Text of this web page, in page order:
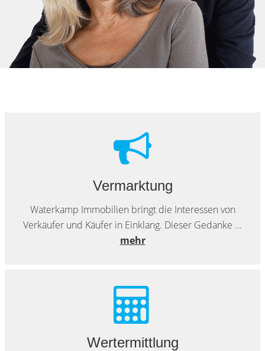
Vermarktung
Waterkamp Immobilien bringt die Interessen von
Verkäufer und Käufer in Einklang. Dieser Gedanke ...
mehr
Wertermittlung